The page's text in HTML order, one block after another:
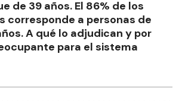
de 39 años. El 86% de los
corresponde a personas de
A qué lo adjudican y por
para el sistema